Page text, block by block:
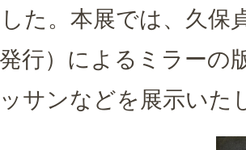
た。本展では、久保
発行）によるミラーの
サンなどを展示いた